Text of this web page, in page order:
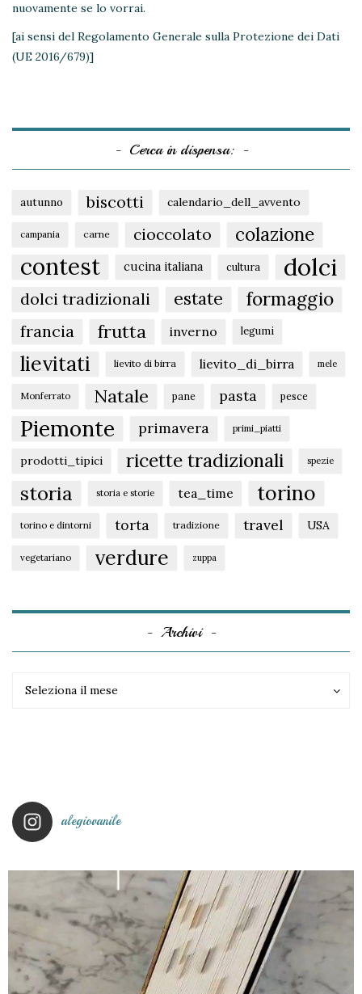
nuovamente se lo vorrai.
[ai sensi del Regolamento Generale sulla Protezione dei Dati
(UE 2016/679)]
Cerca in dispensa:
autunno biscotti calendario_dell_avvento
campania carne cioccolato colazione
contest cucina italiana cultura dolci
dolci tradizionali estate formaggio
francia frutta inverno legumi
lievitati lievito di birra lievito_di_birra mele
Monferrato Natale pane pasta pesce
Piemonte primavera primi_piatti
prodotti_tipici ricette tradizionali spezie
storia storia e storie tea_time torino
torino e dintorni torta tradizione travel USA
vegetariano verdure zuppa
Archivi
Seleziona il mese
alegiovanile